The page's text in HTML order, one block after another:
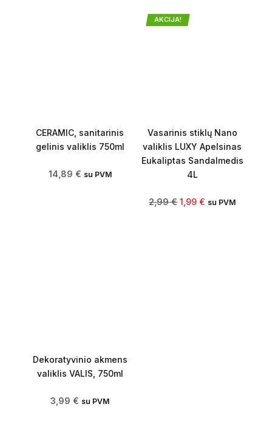
CERAMIC, sanitarinis
gelinis valiklis 750ml
14,89 € su PVM
Vasarinis stiklų Nano
valiklis LUXY Apelsinas
Eukaliptas Sandalmedis
4L
2,99€ 1,99 € su PVM
AKCIJA!
Dekoratyvinio akmens
valiklis VALIS, 750ml
3,99 € su PVM